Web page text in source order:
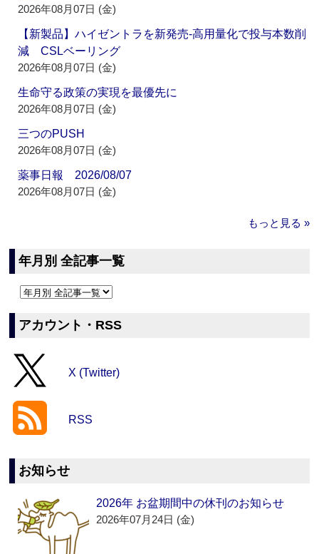
2026年08月07日 (金)
【新製品】ハイゼントラを新発売‐高用量化で投与本数削
減 CSLベーリング
2026年08月07日 (金)
生命守る政策の実現を最優先に
2026年08月07日 (金)
三つのPUSH
2026年08月07日 (金)
薬事日報 2026/08/07
2026年08月07日 (金)
もっと見る »
年月別 全記事一覧
アカウント・RSS
X (Twitter)
RSS
お知らせ
2026年 お盆期間中の休刊のお知らせ
2026年07月24日 (金)